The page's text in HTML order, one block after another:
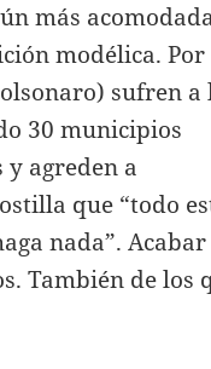
más
modélica. Por
sufren a
30 municipios
y agreden a
que “todo
nada”. Acabar
También de los